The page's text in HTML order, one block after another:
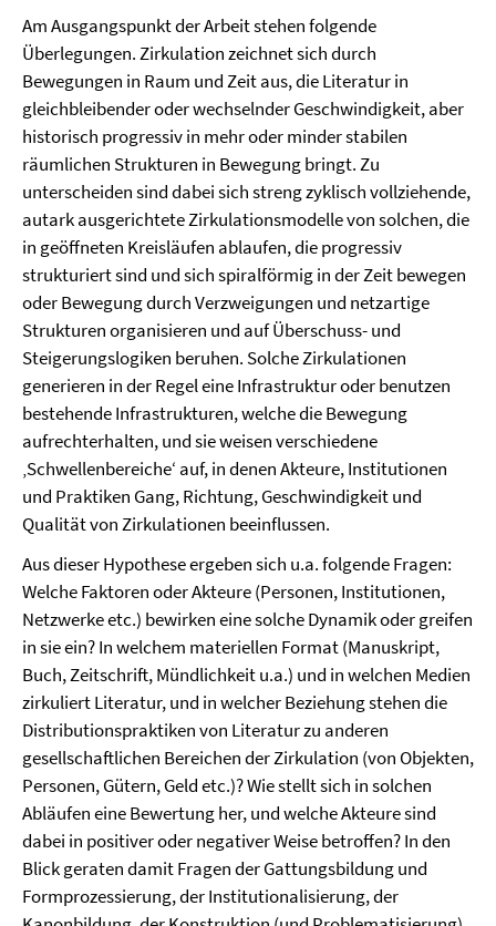
Am Ausgangspunkt der Arbeit stehen folgende
Überlegungen. Zirkulation zeichnet sich durch
Bewegungen in Raum und Zeit aus, die Literatur in
gleichbleibender oder wechselnder Geschwindigkeit, aber
historisch progressiv in mehr oder minder stabilen
räumlichen Strukturen in Bewegung bringt. Zu
unterscheiden sind dabei sich streng zyklisch vollziehende,
autark ausgerichtete Zirkulationsmodelle von solchen, die
in geöffneten Kreisläufen ablaufen, die progressiv
strukturiert sind und sich spiralförmig in der Zeit bewegen
oder Bewegung durch Verzweigungen und netzartige
Strukturen organisieren und auf Überschuss- und
Steigerungslogiken beruhen. Solche Zirkulationen
generieren in der Regel eine Infrastruktur oder benutzen
bestehende Infrastrukturen, welche die Bewegung
aufrechterhalten, und sie weisen verschiedene
‚Schwellenbereiche‘ auf, in denen Akteure, Institutionen
und Praktiken Gang, Richtung, Geschwindigkeit und
Qualität von Zirkulationen beeinflussen.
Aus dieser Hypothese ergeben sich u.a. folgende Fragen:
Welche Faktoren oder Akteure (Personen, Institutionen,
Netzwerke etc.) bewirken eine solche Dynamik oder greifen
in sie ein? In welchem materiellen Format (Manuskript,
Buch, Zeitschrift, Mündlichkeit u.a.) und in welchen Medien
zirkuliert Literatur, und in welcher Beziehung stehen die
Distributionspraktiken von Literatur zu anderen
gesellschaftlichen Bereichen der Zirkulation (von Objekten,
Personen, Gütern, Geld etc.)? Wie stellt sich in solchen
Abläufen eine Bewertung her, und welche Akteure sind
dabei in positiver oder negativer Weise betroffen? In den
Blick geraten damit Fragen der Gattungsbildung und
Formprozessierung, der Institutionalisierung, der